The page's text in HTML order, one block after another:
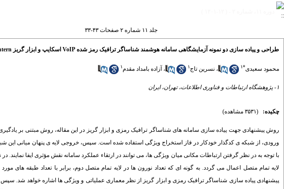
جلد ۱۱ شماره ۲ صفحات ۴۳-۳۳
طراحی و پیاده سازی دو نمونه آزمایشگاهی سامانه هوشمند شناساگر ترافیک رمز شده VoIP اسکایپ و ابزار گریز Lantern به روش یادگیری عمیق
محمود سعیدی*۱ ، نسرین تاج۱ ، آزاده بامداد مقدم۱
۱- پژوهشگاه ارتباطات و فناوری اطلاعات، تهران، ایران
چکیده: (۳۵۳۱ مشاهده)
روش پیشنهادی جهت پیاده سازی سامانه های شناساگر ترافیک رمزی و ابزار گریز در این مقاله، روش مبتنی بر
ورودی، از شبکه ی کدگذار خودکار در فاز استخراج ویژگی استفاده شده است. سپس، خروجی لایه ی پنهان میانی
با توجه به در نظر گرفتن ارتباطات مکانی میان ویژگی ها، می توانند در ارتقاء عملکرد سامانه نقش مؤثری ایفا
لایه تمام متصل اعمال می گردد. به گونه ای که تعداد نورون ها در لایه تمام متصل دوم، برابر با تعداد طبقه های
پیشنهادی پیاده سازی شناساگر ترافیک رمزی و ابزار گریز از نظر معماری عملیاتی و ویژگی ها اشاره خواهد شد.